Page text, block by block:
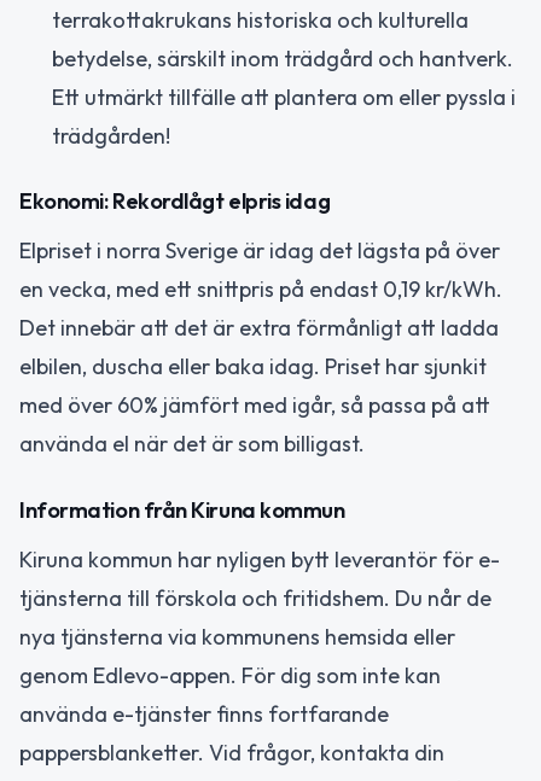
terrakottakrukans historiska och kulturella
betydelse, särskilt inom trädgård och hantverk.
Ett utmärkt tillfälle att plantera om eller pyssla i
trädgården!
Ekonomi: Rekordlågt elpris idag
Elpriset i norra Sverige är idag det lägsta på över
en vecka, med ett snittpris på endast 0,19 kr/kWh.
Det innebär att det är extra förmånligt att ladda
elbilen, duscha eller baka idag. Priset har sjunkit
med över 60% jämfört med igår, så passa på att
använda el när det är som billigast.
Information från Kiruna kommun
Kiruna kommun har nyligen bytt leverantör för e-
tjänsterna till förskola och fritidshem. Du når de
nya tjänsterna via kommunens hemsida eller
genom Edlevo-appen. För dig som inte kan
använda e-tjänster finns fortfarande
pappersblanketter. Vid frågor, kontakta din